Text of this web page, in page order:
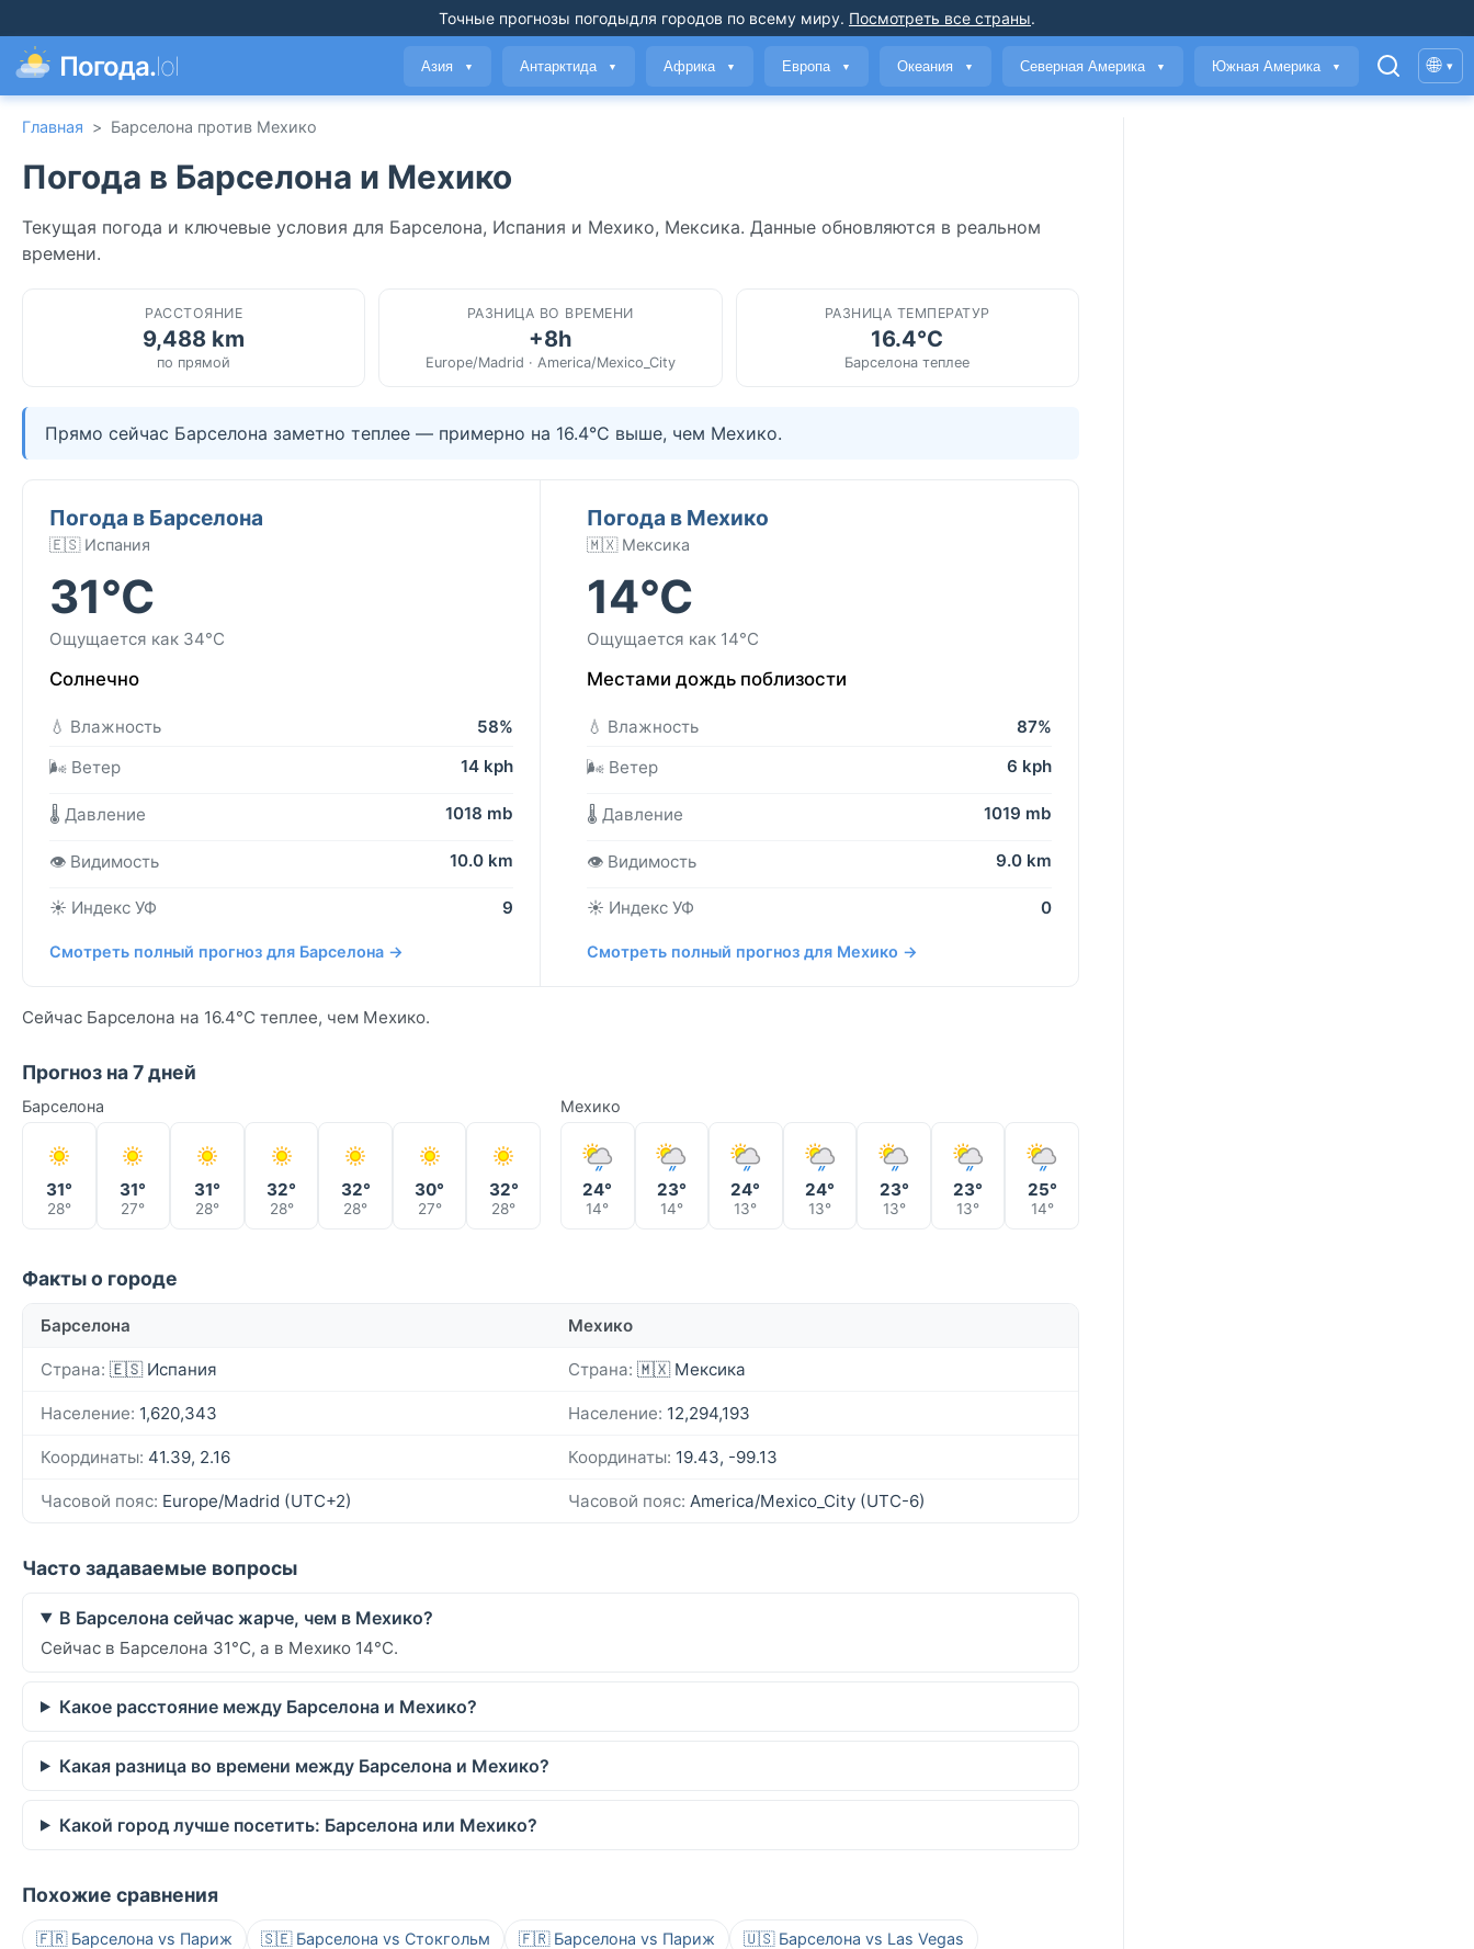
Точные прогнозы погодыдля городов по всему миру. Посмотреть все страны.
Погода.lol Азия ▼ Антарктида ▼ Африка ▼ Европа ▼ Океания ▼ Северная Америка ▼ Южная Америка ▼ 🌐 ▾
Главная > Барселона против Мехико
Погода в Барселона и Мехико
Текущая погода и ключевые условия для Барселона, Испания и Мехико, Мексика. Данные обновляются в реальном
времени.
РАССТОЯНИЕ
9,488 km
по прямой
РАЗНИЦА ВО ВРЕМЕНИ
+8h
Europe/Madrid · America/Mexico_City
РАЗНИЦА ТЕМПЕРАТУР
16.4°C
Барселона теплее
Прямо сейчас Барселона заметно теплее — примерно на 16.4°C выше, чем Мехико.
Погода в Барселона
🇪🇸 Испания
31°C
Ощущается как 34°C
Солнечно
💧 Влажность
58%
🌬️ Ветер
14 kph
🌡️ Давление 1018 mb
👁️ Видимость 10.0 km
☀️ Индекс УФ 9
Смотреть полный прогноз для Барселона →
Погода в Мехико
🇲🇽 Мексика
14°C
Ощущается как 14°C
Местами дождь поблизости
💧 Влажность
87%
🌬️ Ветер
6 kph
🌡️ Давление 1019 mb
👁️ Видимость 9.0 km
☀️ Индекс УФ 0
Смотреть полный прогноз для Мехико →
Сейчас Барселона на 16.4°C теплее, чем Мехико.
Прогноз на 7 дней
Барселона
31°
28°
31°
27°
31°
28°
32°
28°
32°
28°
30°
27°
32°
28°
Мехико
24°
14°
23°
14°
24°
13°
24°
13°
23°
13°
23°
13°
25°
14°
Факты о городе
Барселона Мехико
Страна: 🇪🇸 Испания Страна: 🇲🇽 Мексика
Население: 1,620,343 Население: 12,294,193
Координаты: 41.39, 2.16 Координаты: 19.43, -99.13
Часовой пояс: Europe/Madrid (UTC+2) Часовой пояс: America/Mexico_City (UTC-6)
Часто задаваемые вопросы
В Барселона сейчас жарче, чем в Мехико?
Сейчас в Барселона 31°C, а в Мехико 14°C.
Какое расстояние между Барселона и Мехико?
Какая разница во времени между Барселона и Мехико?
Какой город лучше посетить: Барселона или Мехико?
Похожие сравнения
🇫🇷 Барселона vs Париж 🇸🇪 Барселона vs Стокгольм 🇫🇷 Барселона vs Париж 🇺🇸 Барселона vs Las Vegas